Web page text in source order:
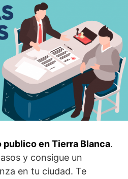
publico en Tierra Blanca.
y consigue un
en tu ciudad. Te